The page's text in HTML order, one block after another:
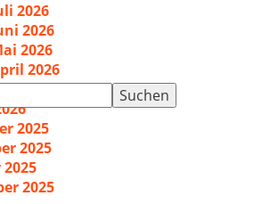
2026
2026
2026
2026
2025
2025
2025